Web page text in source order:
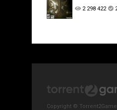
2 298 422
Copyright ©